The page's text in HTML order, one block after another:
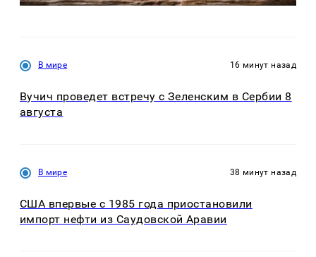
В мире 16 минут назад
Вучич проведет встречу с Зеленским в Сербии 8
августа
В мире 38 минут назад
США впервые с 1985 года приостановили
импорт нефти из Саудовской Аравии